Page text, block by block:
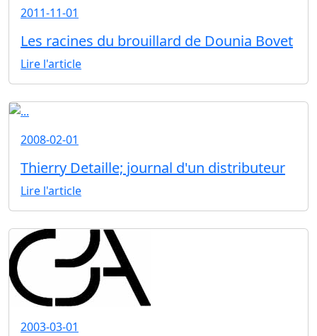
2011-11-01
Les racines du brouillard de Dounia Bovet
Lire l'article
2008-02-01
Thierry Detaille; journal d'un distributeur
Lire l'article
2003-03-01